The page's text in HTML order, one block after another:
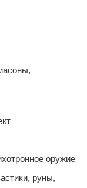
оружие
руны,